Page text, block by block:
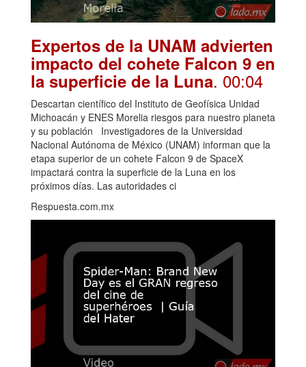
Expertos de la UNAM advierten
impacto del cohete Falcon 9 en
la superficie de la Luna. 00:04
Descartan científico del Instituto de Geofísica Unidad
Michoacán y ENES Morelia riesgos para nuestro planeta
y su población Investigadores de la Universidad
Nacional Autónoma de México (UNAM) informan que la
etapa superior de un cohete Falcon 9 de SpaceX
impactará contra la superficie de la Luna en los
próximos días. Las autoridades ci
Respuesta.com.mx